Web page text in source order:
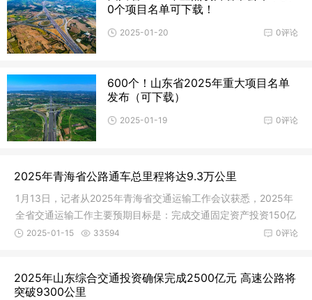
0个项目名单可下载！
0评论
2025-01-20
600个！山东省2025年重大项目名单
发布（可下载）
0评论
2025-01-19
2025年青海省公路通车总里程将达9.3万公里
1月13日，记者从2025年青海省交通运输工作会议获悉，2025年
全省交通运输工作主要预期目标是：完成交通固定资产投资150亿
元以上，
0评论
2025-01-15 33594
2025年山东综合交通投资确保完成2500亿元 高速公路将
突破9300公里